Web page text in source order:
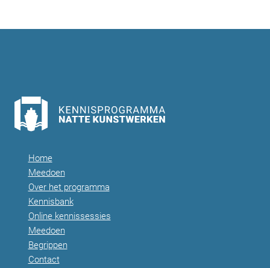
Home
Meedoen
Over het programma
Kennisbank
Online kennissessies
Meedoen
Begrippen
Contact